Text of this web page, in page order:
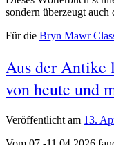
sondern überzeugt
Für die Bryn Mawr
Aus der Antike
von heute und
Veröffentlicht am 13.